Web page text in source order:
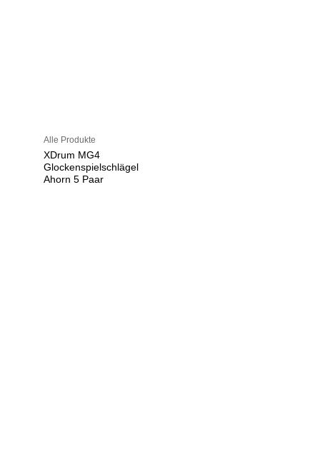
Alle Produkte
XDrum MG4
Glockenspielschlägel
Ahorn 5 Paar